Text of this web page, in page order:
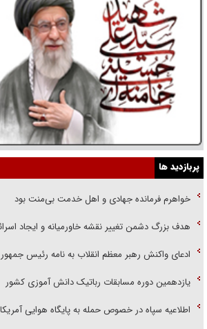
پربازدید ها
خواهرم فرمانده جهادی و اهل خدمت بی‌منت بود
هدف بزرگ دشمن تغییر نقشه خاورمیانه و ایجاد
ادعای واکنش رهبر معظم انقلاب به نامه رئیس
یازدهمین دوره مسابقات رباتیک دانش آموزی کشور
اطلاعیه سپاه در خصوص حمله به پایگاه هوایی